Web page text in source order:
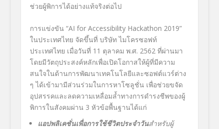
ช่วยผู้พิการได้อย่างแท้จริงต่อไป
การแข่งขัน “AI for Accessibility Hackathon 2019”
ในประเทศไทย จัดขึ้นที่ บริษัท ไมโครซอฟท์
ประเทศไทย เมื่อวันที่ 11 ตุลาคม พ.ศ. 2562 ที่ผ่านมา
โดยมีวัตถุประสงค์หลักเพื่อเปิดโอกาสให้ผู้ที่มีความ
สนใจในด้านการพัฒนาเทคโนโลยีและซอฟต์แวร์ต่าง
ๆ ได้เข้ามามีส่วนร่วมในการหาโซลูชั่น เพื่อช่วยขจัด
อุปสรรคและลดความเหลื่อมล้ำทางการดำรงชีพของผู้
พิการในสังคมผ่าน 3 หัวข้อพื้นฐานได้แก่
แอปพลิเคชั่นเพื่อการใช้ชีวิตประจำวันสำหรับผู้